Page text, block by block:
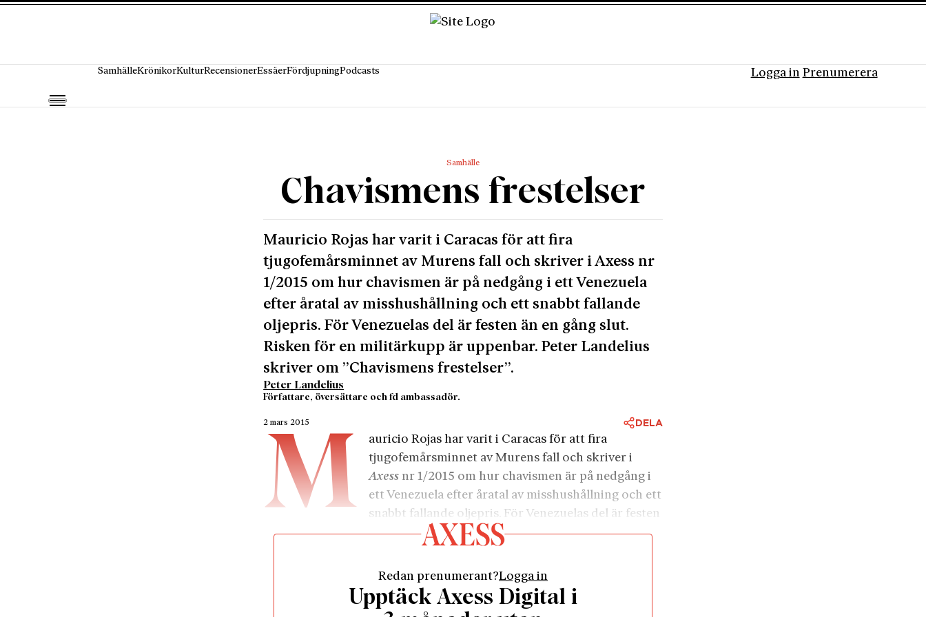
SamhälleKrönikorKulturRecensionerEssäerFördjupningPodcasts Logga in Prenumerera
Samhälle
Chavismens frestelser
Mauricio Rojas har varit i Caracas för att fira
tjugofemårsminnet av Murens fall och skriver i Axess nr
1/2015 om hur chavismen är på nedgång i ett Venezuela
efter åratal av misshushållning och ett snabbt fallande
oljepris. För Venezuelas del är festen än en gång slut.
Risken för en militärkupp är uppenbar. Peter Landelius
skriver om ”Chavismens frestelser”.
Peter Landelius
Författare, översättare och fd ambassadör.
2 mars 2015 DELA
M
auricio Rojas har varit i Caracas för att fira
tjugofemårsminnet av Murens fall och skriver i
Axess nr 1/2015 om hur chavismen är på nedgång i
ett Venezuela efter åratal av misshushållning och ett
snabbt fallande oljepris. För Venezuelas del är festen
än en gång slut. Risken för en militärkupp är uppenbar.
Ironiskt nog var det en av Bolívars generaler, José Antonio Paéz, som
separerade Venezuela från Storcolombia. Samme Simón Bolívar som
inte bara Chávez har velat förläna helgongloria, framställdes den
Redan prenumerant?Logga in
Upptäck Axess Digital i